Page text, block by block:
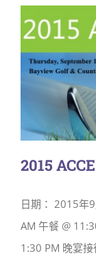
2015
日期： 2015年
AM 午餐 @
1:30 PM 晚宴